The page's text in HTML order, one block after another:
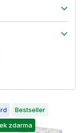
Bestseller
zdarma